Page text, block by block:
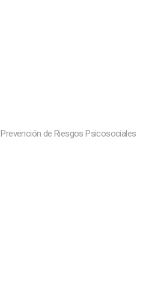
Prevención de Riesgos Psicosociales